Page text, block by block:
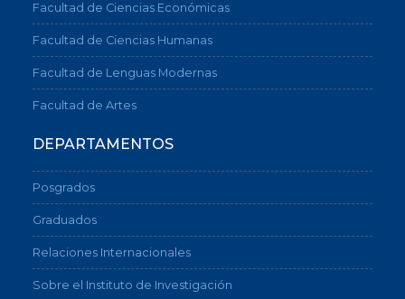
Facultad de Ciencias Económicas
Facultad de Ciencias Humanas
Facultad de Lenguas Modernas
Facultad de Artes
DEPARTAMENTOS
Posgrados
Graduados
Relaciones Internacionales
Sobre el Instituto de Investigación